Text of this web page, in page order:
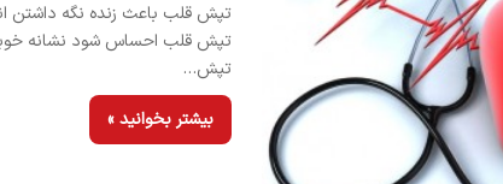
تپش قلب باعث زنده نگه داشتن
تپش قلب احساس شود نشانه
تپش…
بیشتر بخوانید »